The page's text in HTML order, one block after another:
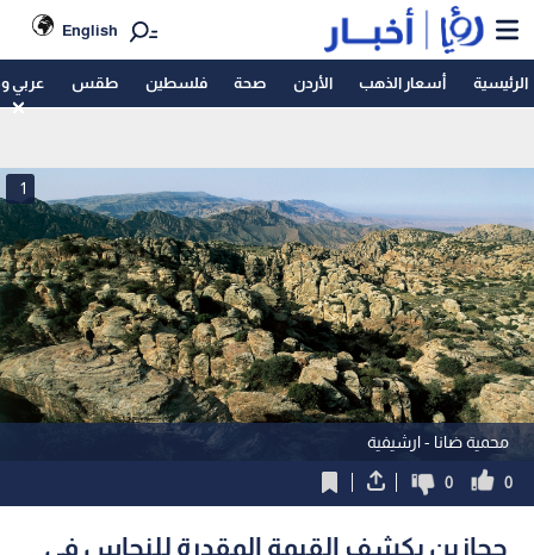
English
الرئيسية أسعار الذهب الأردن صحة فلسطين طقس عربي
محمية ضانا - ارشيفية
1
0
0
حجازين يكشف القيمة المقدرة للنحاس في